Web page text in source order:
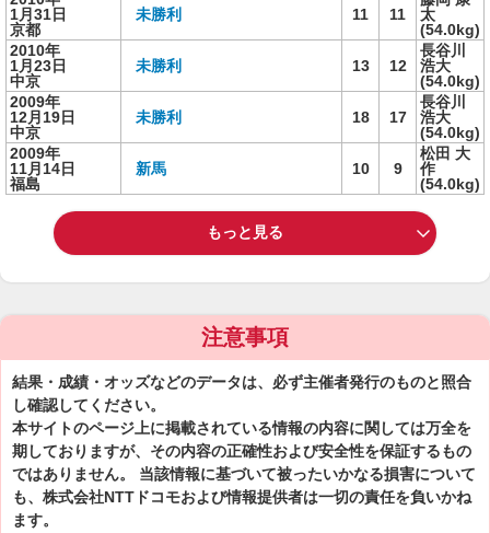
1月31日
京都
未勝利 11 11
太
(54.0kg)
2010年
1月23日
中京
未勝利 13 12
長谷川
浩大
(54.0kg)
2009年
12月19日
中京
未勝利 18 17
長谷川
浩大
(54.0kg)
2009年
11月14日
福島
新馬 10 9
松田 大
作
(54.0kg)
もっと見る
注意事項
結果・成績・オッズなどのデータは、必ず主催者発行のものと照合
し確認してください。
本サイトのページ上に掲載されている情報の内容に関しては万全を
期しておりますが、その内容の正確性および安全性を保証するもの
ではありません。 当該情報に基づいて被ったいかなる損害について
も、株式会社NTTドコモおよび情報提供者は一切の責任を負いかね
ます。